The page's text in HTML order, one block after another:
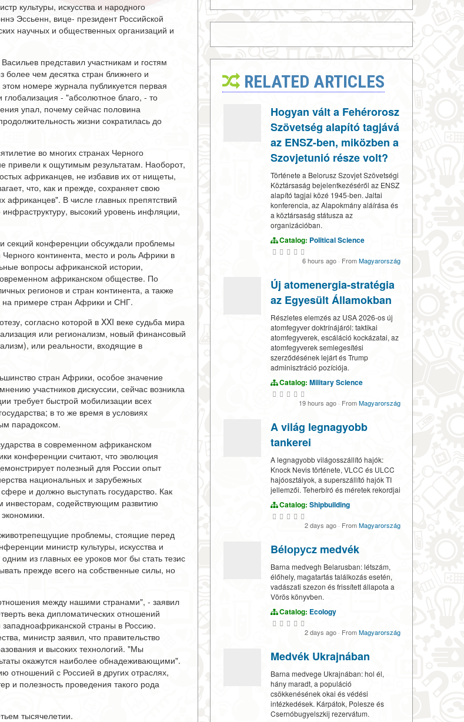
культуры, искусства и народного
Эссьенн, вице- президент Российской
научных и общественных организаций и
представил участникам и гостям
чем десятка стран ближнего и
номере журнала публикуется первая
глобализация - "абсолютное благо, - то
упал, почему сейчас половина
жизни сократилась до
во многих странах Черного
к ощутимым результатам. Наоборот,
африканцев, не избавив их от нищеты,
что, как и прежде, сохраняет свою
африканцев". В числе главных препятствий
высокий уровень инфляции,
секций конференции обсуждали проблемы
континента, место и роль Африки в
вопросы африканской истории,
африканском обществе. По
регионов и стран континента, а также
примере стран Африки и СНГ.
согласно которой в XXI веке судьба мира
или регионализм, новый финансовый
или реальности, входящие в
стран Африки, особое значение
участников дискуссии, сейчас возникла
требует быстрой мобилизации всех
в то же время в условиях
парадоксом.
в современном африканском
конференции считают, что эволюция
полезный для России опыт
национальных и зарубежных
и должно выступать государство. Как
инвесторам, содействующим развитию
проблемы, стоящие перед
министр культуры, искусства и
из главных ее уроков мог бы стать тезис
прежде всего на собственные силы, но
между нашими странами", - заявил
века дипломатических отношений
страны в Россию.
министр заявил, что правительство
и высоких технологий. "Мы
окажутся наиболее обнадеживающими".
отношений с Россией в других отраслях,
и полезность проведения такого рода
тысячелетии.
RELATED ARTICLES
Hogyan vált a Fehérorosz
Szövetség alapító tagjává
az ENSZ-ben, miközben a
Szovjetunió része volt?
Története a Belorusz Szovjet Szövetségi
Köztársaság bejelentkezéséről az ENSZ
alapító tagjai közé 1945-ben. Jaltai
konferencia, az Alapokmány aláírása és
a köztársaság státusza az
organizációban.
Catalog: Political Science
6 hours ago · FromMagyarország
Új atomenergia-stratégia
az Egyesült Államokban
Részletes elemzés az USA 2026-os új
atomfegyver doktrínájáról: taktikai
atomfegyverek, escáláció kockázatai, az
atomfegyverek semlegesítési
szerződésének lejárt és Trump
adminisztráció pozíciója.
Catalog: Military Science
19 hours ago · FromMagyarország
A világ legnagyobb
tankerei
A legnagyobb világosszállító hajók:
Knock Nevis története, VLCC és ULCC
hajóosztályok, a superszállító hajók TI
jellemzői. Teherbíró és méretek rekordjai
Catalog: Shipbuilding
2 days ago · FromMagyarország
Bélорусz medvék
Barna medvegh Belarusban: létszám,
élőhely, magatartás találkozás esetén,
vadászati szezon és frissített állapota a
Vörös könyvben.
Catalog: Ecology
2 days ago · FromMagyarország
Medvék Ukrajnában
Barna medvege Ukrajnában: hol él,
hány maradt, a populáció
csökkenésének okai és védési
intézkedések. Kárpátok, Polesze és
Csernóbugyelszkij rezervátum.